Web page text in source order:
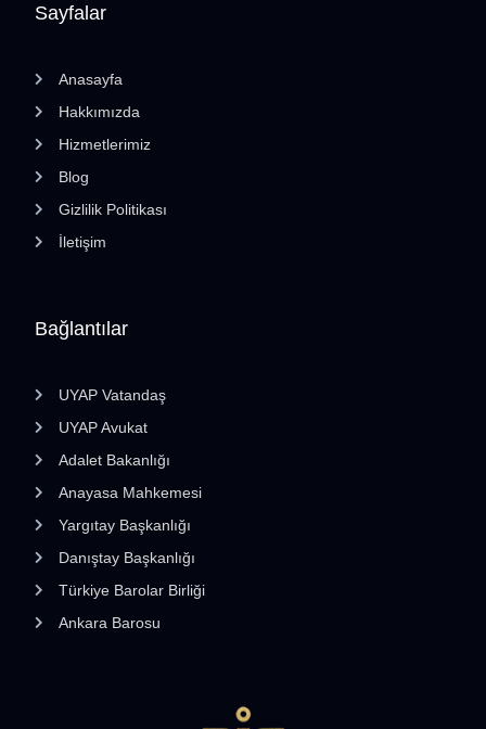
Bağlantılar
UYAP Vatandaş
UYAP Avukat
Adalet Bakanlığı
Anayasa Mahkemesi
Yargıtay Başkanlığı
Danıştay Başkanlığı
Türkiye Barolar Birliği
Ankara Barosu
Sayfalar
Anasayfa
Hakkımızda
Hizmetlerimiz
Blog
Gizlilik Politikası
İletişim